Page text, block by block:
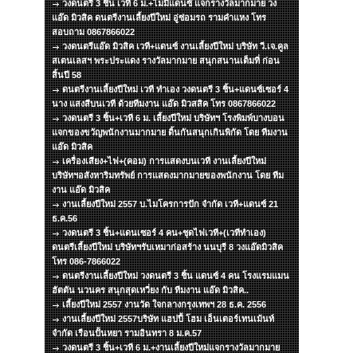
วงดนตรี 3 ชิ้น เวที 6 ม.+ไมมีแดนซ์ แจกรางวัลมากมาย วง
แอ๊ด มิวสิค ดนตรีงานเลี้ยงปีใหม่ อู่ซ่อมรถ รามคำแหง โทร
สอบถาม 0867866022
วงดนตรีแอ๊ด มิวสิค เวที+แดนซ์ งานเลี้ยงปีใหม่ บริษัท วี.เจ.คูล
สเตนเลสฯ พระประแดง รางวัลมากมาย สนุกสนานเต็มที่ ก่อน
สิ้นปี 58
ดนตรีงานเลี้ยงปีใหม่ เวที ทำเอง วงดนตรี 3 ชิ้น+แดนซ์เซอร์ 4
นาง แสงสีบนเวที ด้วยทีมงาน แอ๊ด มิวสสิค โทร 0867866022
วงดนตรี 3 ชิ้น+เวที 6 ม. เลี้ยงปีใหม่ บริษัทฯ โรงพิมพ์บางบอน
แจกของขวัญพนักงานมากมาย ดิ้นกันสนุกเกินพิกัด โดย ทีมงาน
แอ๊ด มิวสิค
เครื่องเสียง+ไฟ+(คอม) การแสดงบนเวที งานเลี้ยงปีใหม่
บริษัทฯอสังหาริมทรัพย์ การแสดงมากมายของพนักงาน โดย ทีม
งาน แอ๊ด มิวสิค
งานเลี้ยงปีใหม่ 2557 บ.ไมโครการปัก จำกัด เวที+แดนซ์ 21
ธ.ค.56
วงดนตรี 3 ชิ้น+แดนเซอร์ 4 คน+ชุดไฟเวที+(เวทีทำเอง)
ดนตรีเลี้ยงปีใหม่ บริษัทฯรับเหมาก่อสร้าง นนบุรี 8 วงแอ๊ดมิวสิค
โทร 086-7866022
ดนตรีงานเลี้ยงปีใหม่ วงดนตรี 3 ชิ้น แดนซ์ 4 คน โรงแรมแมน
ฮัตตัน นวนคร สนุกสุดเหวี่ยง กับ ทีมงาน แอ๊ด มิวสิค..
เลี้ยงปีใหม่ 2557 งานวัด ใจกลางกรุงเทพฯ 28 ธ.ค. 2556
งานเลี้ยงปีใหม่ 2557บริษัท แฮปปี้ โฮม เอ็นเตอร์เทนเม้นท์
จำกัด เรือนปั้นหยา รามอินทรา 8 ม.ค.57
วงดนตรี 3 ชิ้น+เวที 6 ม.+งานเลี้ยงปีใหม่แจกรางวัลมากมาย